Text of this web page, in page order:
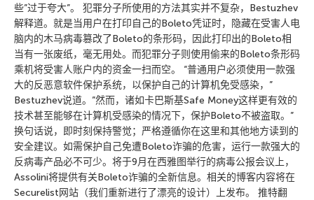
些”过于夸大”。 犯罪分子所使用的方法其实并不复杂，Bestuzhev
解释道。就是当用户在打印自己的Boleto凭证时，隐藏在受害人电
脑内的木马病毒篡改了Boleto的条形码，因此打印出的Boleto相
当有一张废纸，毫无用处。而犯罪分子则使用偷来的Boleto条形码
乘机将受害人账户内的资金一扫而空。 “普通用户必须使用一款强
大的反恶意软件保护系统，以保护自己的计算机免受感染，”
Bestuzhev说道。”然而，诸如卡巴斯基Safe Money这样更有效的
技术甚至能够在计算机受感染的情况下，保护Boleto不被盗取。”
换句话说，即时刻保持警觉；严格遵循你在这里和其他地方读到的
安全建议。如需保护自己免遭Boleto诈骗的危害，运行一款强大的
反病毒产品必不可少。将于9月在西雅图举行的病毒公报会议上，
Assolini将提供有关Boleto诈骗的全新信息。相关的博客内容将在
Securelist网站（我们重新进行了漂亮的设计）上发布。 推特翻